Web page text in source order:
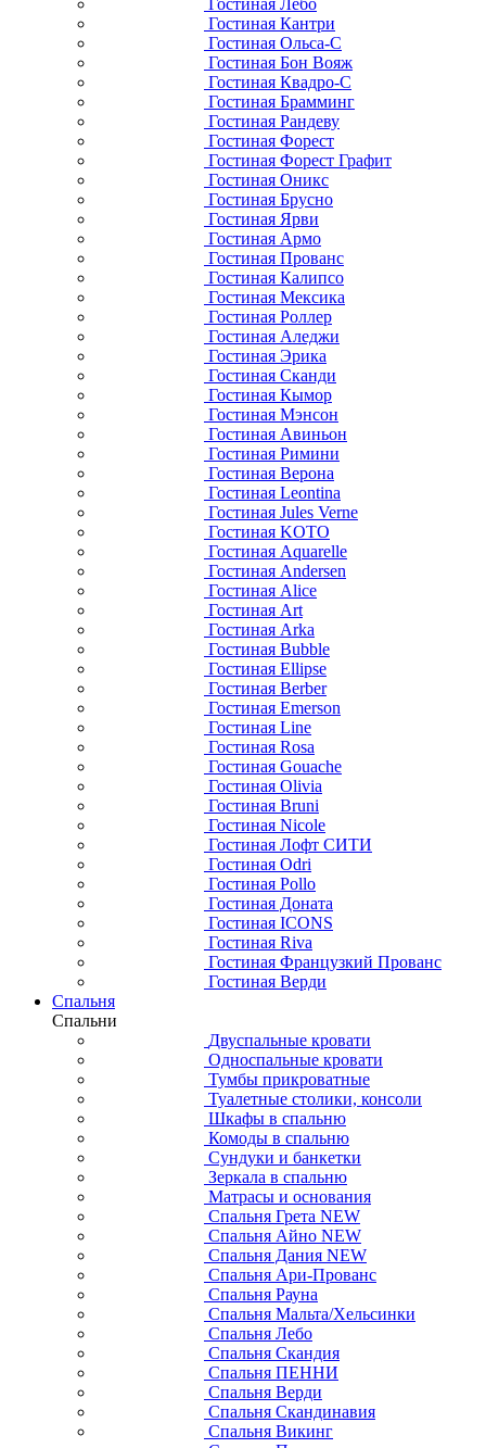
Гостиная Кантри
Гостиная Ольса-С
Гостиная Бон Вояж
Гостиная Квадро-С
Гостиная Брамминг
Гостиная Рандеву
Гостиная Форест
Гостиная Форест Графит
Гостиная Оникс
Гостиная Брусно
Гостиная Ярви
Гостиная Армо
Гостиная Прованс
Гостиная Калипсо
Гостиная Мексика
Гостиная Роллер
Гостиная Аледжи
Гостиная Эрика
Гостиная Сканди
Гостиная Кымор
Гостиная Мэнсон
Гостиная Авиньон
Гостиная Римини
Гостиная Верона
Гостиная Leontina
Гостиная Jules Verne
Гостиная KOTO
Гостиная Aquarelle
Гостиная Andersen
Гостиная Alice
Гостиная Art
Гостиная Arka
Гостиная Bubble
Гостиная Ellipse
Гостиная Berber
Гостиная Emerson
Гостиная Line
Гостиная Rosa
Гостиная Gouache
Гостиная Olivia
Гостиная Bruni
Гостиная Nicole
Гостиная Лофт СИТИ
Гостиная Odri
Гостиная Pollo
Гостиная Доната
Гостиная ICONS
Гостиная Riva
Гостиная Французкий Прованс
Гостиная Верди
Спальня
Спальни
Двуспальные кровати
Односпальные кровати
Тумбы прикроватные
Туалетные столики, консоли
Шкафы в спальню
Комоды в спальню
Сундуки и банкетки
Зеркала в спальню
Матрасы и основания
Спальня Грета NEW
Спальня Айно NEW
Спальня Дания NEW
Спальня Ари-Прованс
Спальня Рауна
Спальня Мальта/Хельсинки
Спальня Лебо
Спальня Скандия
Спальня ПЕННИ
Спальня Верди
Спальня Скандинавия
Спальня Викинг